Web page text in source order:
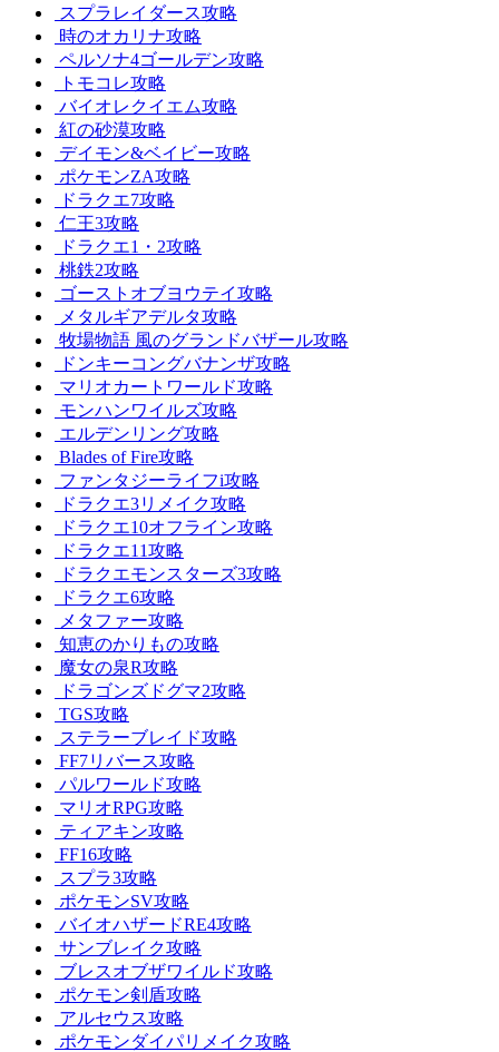
スプラレイダース攻略
時のオカリナ攻略
ペルソナ4ゴールデン攻略
トモコレ攻略
バイオレクイエム攻略
紅の砂漠攻略
デイモン&ベイビー攻略
ポケモンZA攻略
ドラクエ7攻略
仁王3攻略
ドラクエ1・2攻略
桃鉄2攻略
ゴーストオブヨウテイ攻略
メタルギアデルタ攻略
牧場物語 風のグランドバザール攻略
ドンキーコングバナンザ攻略
マリオカートワールド攻略
モンハンワイルズ攻略
エルデンリング攻略
Blades of Fire攻略
ファンタジーライフi攻略
ドラクエ3リメイク攻略
ドラクエ10オフライン攻略
ドラクエ11攻略
ドラクエモンスターズ3攻略
ドラクエ6攻略
メタファー攻略
知恵のかりもの攻略
魔女の泉R攻略
ドラゴンズドグマ2攻略
TGS攻略
ステラーブレイド攻略
FF7リバース攻略
パルワールド攻略
マリオRPG攻略
ティアキン攻略
FF16攻略
スプラ3攻略
ポケモンSV攻略
バイオハザードRE4攻略
サンブレイク攻略
ブレスオブザワイルド攻略
ポケモン剣盾攻略
アルセウス攻略
ポケモンダイパリメイク攻略